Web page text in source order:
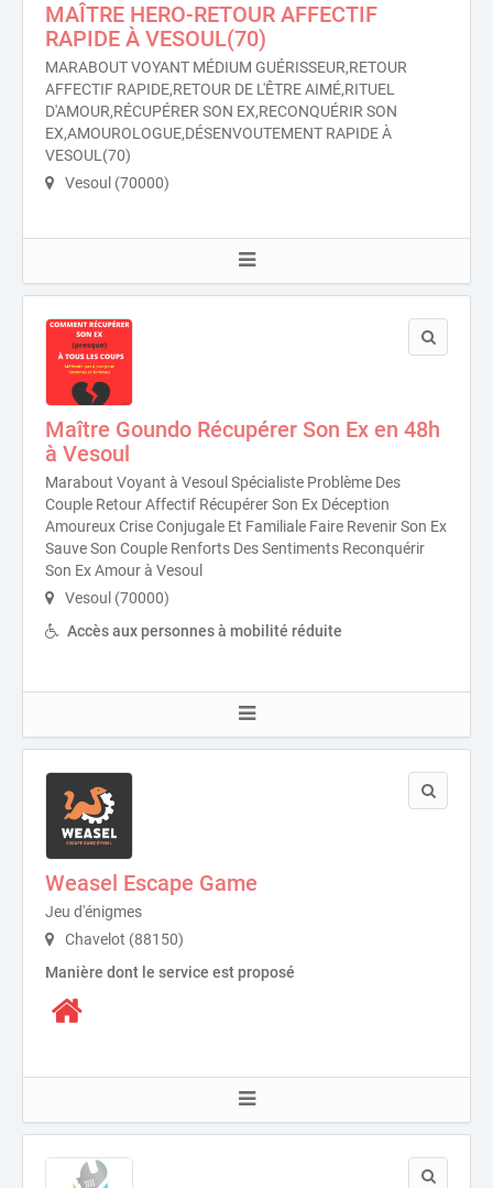
MAÎTRE HERO-RETOUR AFFECTIF
RAPIDE À VESOUL(70)
MARABOUT VOYANT MÉDIUM GUÉRISSEUR,RETOUR
AFFECTIF RAPIDE,RETOUR DE L'ÊTRE AIMÉ,RITUEL
D'AMOUR,RÉCUPÉRER SON EX,RECONQUÉRIR SON
EX,AMOUROLOGUE,DÉSENVOUTEMENT RAPIDE À
VESOUL(70)
Vesoul (70000)
Maître Goundo Récupérer Son Ex en 48h
à Vesoul
Marabout Voyant à Vesoul Spécialiste Problème Des
Couple Retour Affectif Récupérer Son Ex Déception
Amoureux Crise Conjugale Et Familiale Faire Revenir Son Ex
Sauve Son Couple Renforts Des Sentiments Reconquérir
Son Ex Amour à Vesoul
Vesoul (70000)
Accès aux personnes à mobilité réduite
Weasel Escape Game
Jeu d'énigmes
Chavelot (88150)
Manière dont le service est proposé